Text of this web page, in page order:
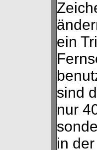
ein
sind
nur
in